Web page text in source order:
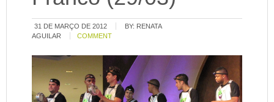
31 DE MARÇO DE 2012 BY: RENATA
AGUILAR
COMMENT